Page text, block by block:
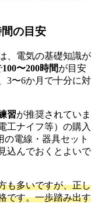
の目安
、電気の基礎知識が
100〜200時間が目安
3〜6か月で十分に対
習が推奨されていま
工ナイフ等）の購入
の電線・器具セット
込んでおくとよいで
も多いですが、正し
です。一歩踏み出す